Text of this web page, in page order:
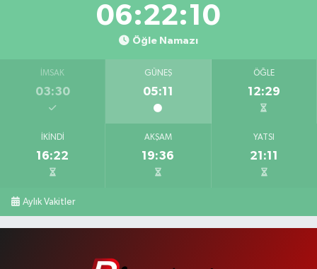
06:22:09
Öğle Namazı
İMSAK
03:30
GÜNEŞ
05:11
ÖĞLE
12:29
İKINDI
16:22
AKŞAM
19:36
YATSI
21:11
Aylık Vakitler